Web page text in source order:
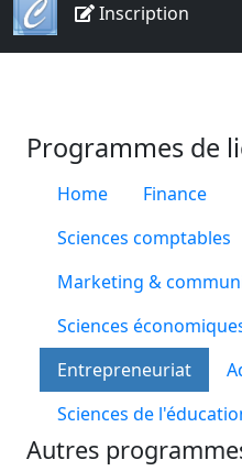
Inscription
Programmes de
Home Finance
Sciences comptables
Marketing &
Sciences
Entrepreneuriat
Sciences de
Autres